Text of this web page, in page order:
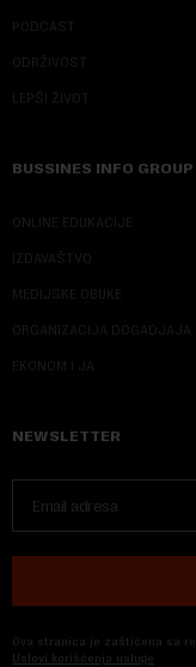
PODCAST
ODRŽIVOST
LEPŠI ŽIVOT
BUSSINES INFO GROUP
ONLINE EDUKACIJE
IZDAVAŠTVO
MEDIJSKE OBUKE
ORGANIZACIJA DOGADJAJA
EKONOM I JA
NEWSLETTER
Ova stranica je zaštićena sa
Uslovi korišćenja usluge